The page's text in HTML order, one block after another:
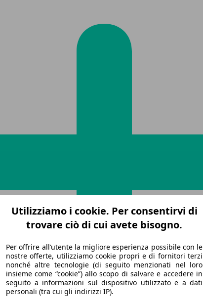
Utilizziamo i cookie. Per consentirvi di
trovare ciò di cui avete bisogno.
Per offrire all’utente la migliore esperienza possibile con le
nostre offerte, utilizziamo cookie propri e di fornitori terzi
nonché altre tecnologie (di seguito menzionati nel loro
insieme come “cookie”) allo scopo di salvare e accedere in
seguito a informazioni sul dispositivo utilizzato e a dati
personali (tra cui gli indirizzi IP).